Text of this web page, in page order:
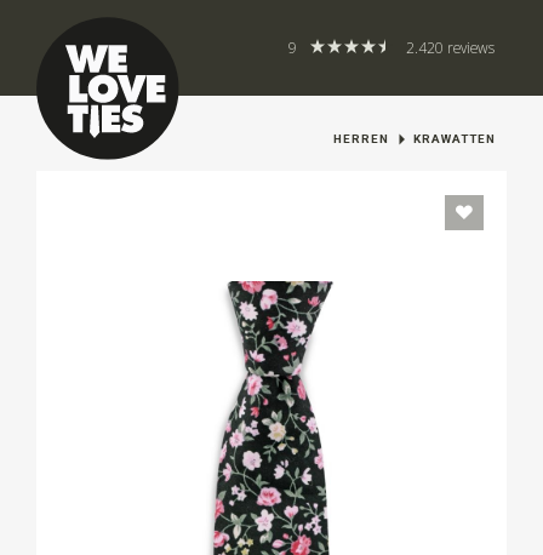
9 2.420 reviews
HERREN KRAWATTEN